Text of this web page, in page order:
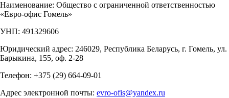
Наименование: Общество с ограниченной ответственностью
«Евро-офис Гомель»
УНП: 491329606
Юридический адрес: 246029, Республика Беларусь, г. Гомель, ул.
Барыкина, 155, оф. 2-28
Телефон: +375 (29) 664-09-01
Адрес электронной почты: evro-ofis@yandex.ru